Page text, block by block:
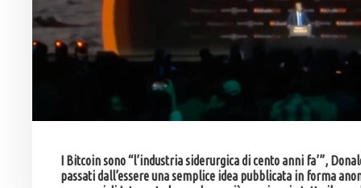
I Bitcoin sono “l’industria siderurgica di cento anni fa’”,
passati dall’essere una semplice idea pubblicata in forma